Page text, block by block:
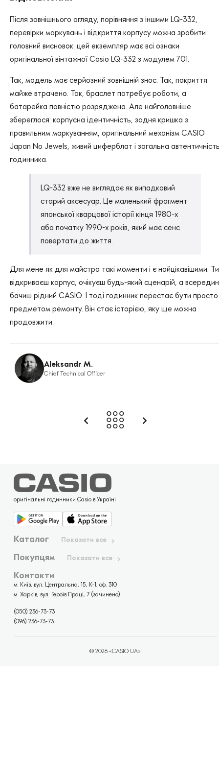
Після зовнішнього огляду, порівняння з іншими LQ-332,
перевірки маркувань і відкриття корпусу можна зробити
головний висновок: цей екземпляр має всі ознаки
оригінальної вінтажної Casio LQ-332 з модулем 701.
Так, модель має серйозний зовнішній знос. Так, покриття
майже втрачено. Так, браслет потребує роботи, а
батарейка повністю розряджена. Але найголовніше
збереглося: корпусна ідентичність, задня кришка з
правильним маркуванням, оригінальний механізм CASIO
Japan No Jewels, живий циферблат і загальна
годинника.
LQ-332 вже не виглядає як випадковий
старий аксесуар. Це маленький фрагмент
японської кварцової історії кінця 1980-х
або початку 1990-х років, який має сенс
повертати до життя.
Для мене як для майстра такі моменти і є найцікавішими. Ти
відкриваєш корпус, очікуєш будь-який сценарій, а
бачиш рідний CASIO. І тоді годинник перестає бути просто
предметом ремонту. Він стає історією, яку ще можна
продовжити.
Aleksandr M.
Chief Technical Officer
оригінальні годинники Casio в Україні
Каталог Показати все
Покупцям Показати все
Контакти
м. Київ, вул. Центральна, 15, К-1, оф. 310
м. Харків, вул. Героїв Праці, 7 (зачинено)
(050) 236-73-73
(096) 236-73-73
© 2026 «CASIO UA»